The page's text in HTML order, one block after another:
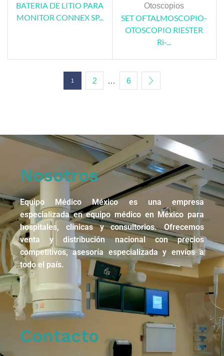
BATERIA DE LITIO PARA
MONITOR CONNEX SP...
Otoscopios
SET OFTALMOSCOPIO-
OTOSCOPIO RIESTER
Ri-...
1 2 … 6
Nosotros
Equipo Médico México es una empresa
especializada en equipo médico en México para
hospitales, clínicas y consultorios. Ofrecemos
venta y distribución nacional con precios
competitivos, asesoría especializada y envíos a
todo el país.
Contacto